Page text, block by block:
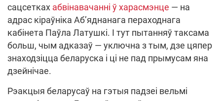
сацсетках абвінавачанні ў харасмэнце — на
адрас кіраўніка Аб’яднанага пераходнага
кабінета Паўла Латушкі. І тут пытанняў таксама
больш, чым адказаў — уключна з тым, дзе цяпер
знаходзіцца беларуска і ці не пад прымусам яна
дзейнічае.
Рэакцыя беларусаў на гэтыя падзеі вельмі